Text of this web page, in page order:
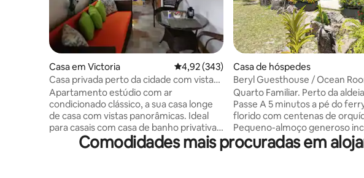
Casa em Victoria Classificação média de 4,92 em 5 estrelas,
4,92 (343)
Casa privada perto da cidade com vistas
encantadoras
Apartamento estúdio com ar
condicionado clássico, a sua casa longe
de casa com vistas panorâmicas. Ideal
para casais com casa de banho privativa,
WC, sala de estar, cozinha. Totalmente
mobilado com as panelas necessárias
Casa de hóspedes
Beryl Guesthouse / Ocean
minutos até à praia
Quarto Familiar. Perto da aldeia de La
Passe A 5 minutos a pé do ferry
florido com centenas de
Pequeno-almoço generoso
Jantar disponível como opção Peça as
nossas tarifas especiais para
Comodidades mais procuradas em